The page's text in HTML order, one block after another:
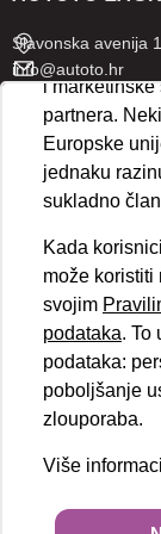
Slavonska avenija
info@autoto.hr
Pon - Pet 07:30-
Sub 08:00-13:00
AUTOTO
info@autoto.hr
Pon - Pet 08:00-
Sub 08:00-13:00
BRZI LINKOVI
Novosti
Politika privatnosti
kolačića na
i
partnera.
Europske
jednaku
sukladno
Kada
može koristiti
svojim
podataka. To
podataka:
poboljšanje
zlouporaba.
Više